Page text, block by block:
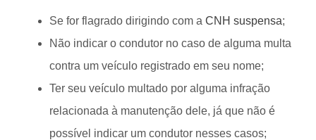
Se for flagrado dirigindo com a CNH suspensa;
Não indicar o condutor no caso de alguma multa
contra um veículo registrado em seu nome;
Ter seu veículo multado por alguma infração
relacionada à manutenção dele, já que não é
possível indicar um condutor nesses casos;